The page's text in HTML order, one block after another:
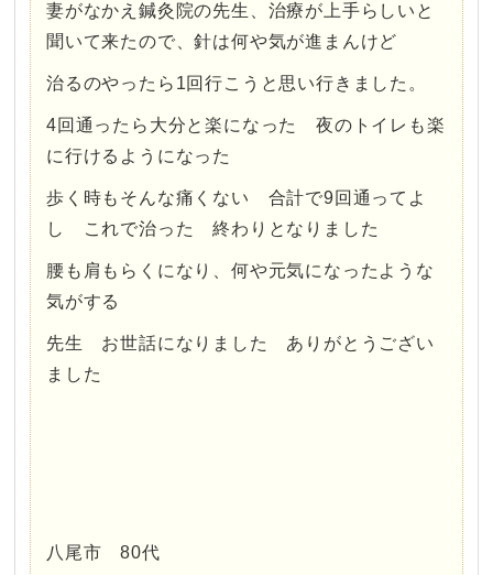
妻がなかえ鍼灸院の先生、治療が上手らしいと
聞いて来たので、針は何や気が進まんけど
治るのやったら1回行こうと思い行きました。
4回通ったら大分と楽になった 夜のトイレも楽
に行けるようになった
歩く時もそんな痛くない 合計で9回通ってよ
し これで治った 終わりとなりました
腰も肩もらくになり、何や元気になったような
気がする
先生 お世話になりました ありがとうござい
ました
八尾市 80代